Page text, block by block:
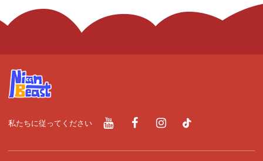
私たちに従ってください